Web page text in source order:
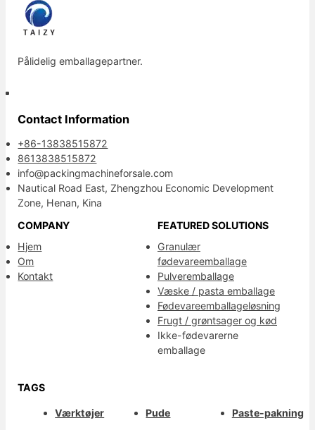
Pålidelig emballagepartner.
Contact Information
+86-13838515872
8613838515872
info@packingmachineforsale.com
Nautical Road East, Zhengzhou Economic Development
Zone, Henan, Kina
COMPANY
Hjem
Om
Kontakt
FEATURED SOLUTIONS
Granulær
fødevareemballage
Pulveremballage
Væske / pasta emballage
Fødevareemballageløsning
Frugt / grøntsager og kød
Ikke-fødevarerne
emballage
TAGS
Værktøjer Pude Paste-pakning